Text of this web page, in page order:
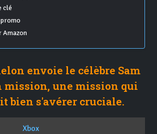
clé
Amazon
envoie le célèbre Sam
mission, une mission qui
bien s'avérer cruciale.
Xbox